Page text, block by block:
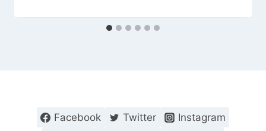
Facebook Twitter
Instagram